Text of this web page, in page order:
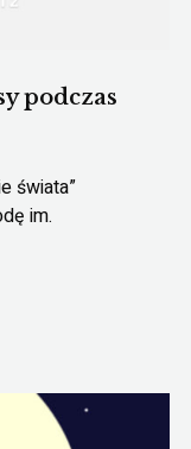
podczas
świata”
im.